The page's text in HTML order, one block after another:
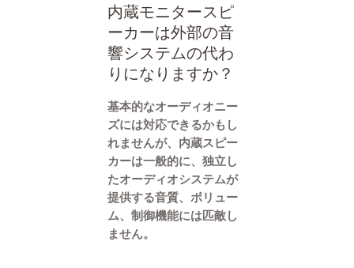
内蔵モニタースピ
ーカーは外部の音
響システムの代わ
りになりますか？
基本的なオーディオニー
ズには対応できるかもし
れませんが、内蔵スピー
カーは一般的に、独立し
たオーディオシステムが
提供する音質、ボリュー
ム、制御機能には匹敵し
ません。